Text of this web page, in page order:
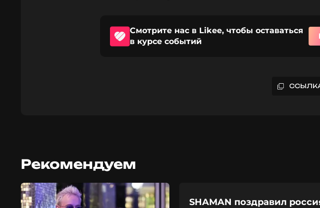
Смотрите нас в Likee, чтобы оставаться
в курсе событий
Рекомендуем
SHAMAN поздравил